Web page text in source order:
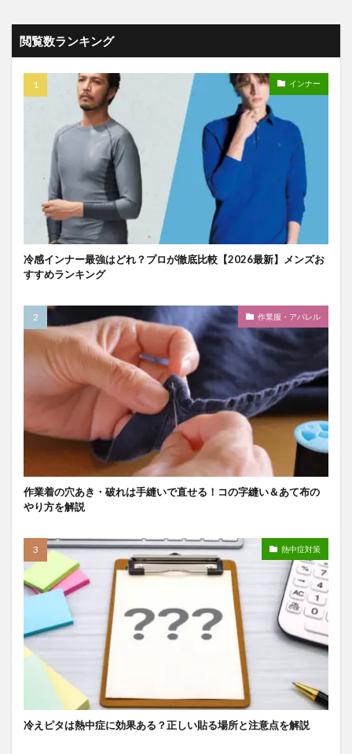
閲覧数ランキング
インナー
冷感インナー最強はどれ？プロが徹底比較【2026最新】メンズお
すすめランキング
作業服・アパレル
作業着の穴あき・破れは手縫いで直せる！コの字縫い＆あて布の
やり方を解説
熱中症対策
冷えピタは熱中症に効果ある？正しい貼る場所と注意点を解説